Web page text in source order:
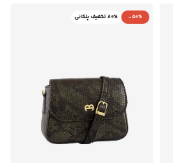
-50% 80% تخفیف پلکانی